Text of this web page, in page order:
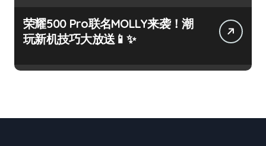
荣耀500 Pro联名MOLLY来袭！潮
玩新机技巧大放送📱✨